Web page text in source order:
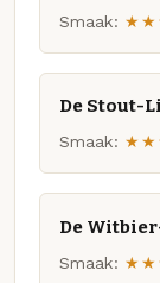
Smaak:
De Stout-
Smaak:
De
Smaak: